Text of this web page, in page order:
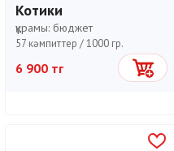
Котики
құрамы: бюджет
57 кәмпиттер /1000 гр.
6 900 тг Себетке